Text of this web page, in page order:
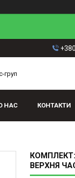
груп
НАС КОНТАКТИ
ВЕРХНЯ